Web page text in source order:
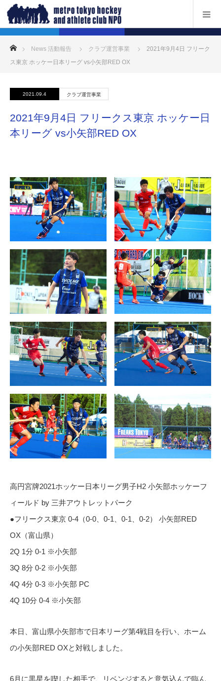
ホーム
News 活動報告 クラブ運営事業
2021年9月4日 フリーク
ス東京 ホッケー日本リーグ vs小矢部RED OX
2021.09.4 クラブ運営事業
2021年9月4日 フリークス東京 ホッケー日
本リーグ vs小矢部RED OX
高円宮牌2021ホッケー日本リーグ男子H2 小矢部ホッケーフ
ィールド by 三井アウトレットパーク
●フリークス東京 0-4（0-0、0-1、0-1、0-2） 小矢部RED
OX（富山県）
2Q 1分 0-1 ※小矢部
3Q 8分 0-2 ※小矢部
4Q 4分 0-3 ※小矢部 PC
4Q 10分 0-4 ※小矢部
本日、富山県小矢部市で日本リーグ第4戦目を行い、ホーム
の小矢部RED OXと対戦しました。
6月に黒星を喫した相手で、リベンジすると意気込んで臨ん